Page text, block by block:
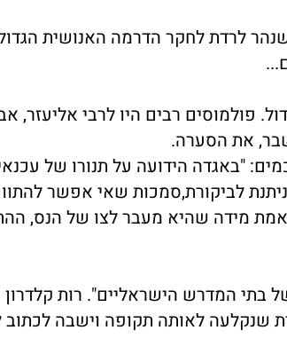
לרדת לחקר הדרמה האנושית
פולמוסים רבים היו לרבי אליעזר,
את הסערה.
"באגדה הידועה על תנורו של
לביקורת,סמכות שאי אפשר
אמת מידה שהיא מעבר לצו של הנס,
בתי המדרש הישראליים". רות
שנקלעה לאותה תקופה וישבה לכתוב